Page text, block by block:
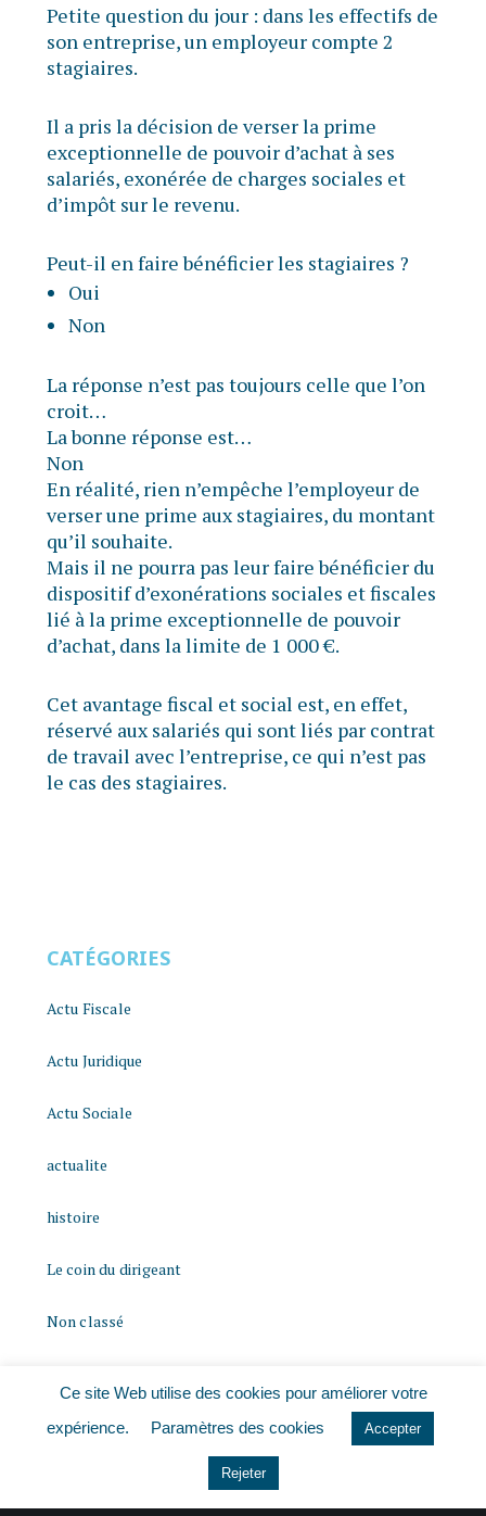
Petite question du jour : dans les effectifs de
son entreprise, un employeur compte 2
stagiaires.
Il a pris la décision de verser la prime
exceptionnelle de pouvoir d’achat à ses
salariés, exonérée de charges sociales et
d’impôt sur le revenu.
Peut-il en faire bénéficier les stagiaires ?
Oui
Non
La réponse n’est pas toujours celle que l’on
croit…
La bonne réponse est…
Non
En réalité, rien n’empêche l’employeur de
verser une prime aux stagiaires, du montant
qu’il souhaite.
Mais il ne pourra pas leur faire bénéficier du
dispositif d’exonérations sociales et fiscales
lié à la prime exceptionnelle de pouvoir
d’achat, dans la limite de 1 000 €.
Cet avantage fiscal et social est, en effet,
réservé aux salariés qui sont liés par contrat
de travail avec l’entreprise, ce qui n’est pas
le cas des stagiaires.
CATÉGORIES
Actu Fiscale
Actu Juridique
Actu Sociale
actualite
histoire
Le coin du dirigeant
Non classé
Ce site Web utilise des cookies pour améliorer votre
expérience.
Paramètres des cookies Accepter
Rejeter